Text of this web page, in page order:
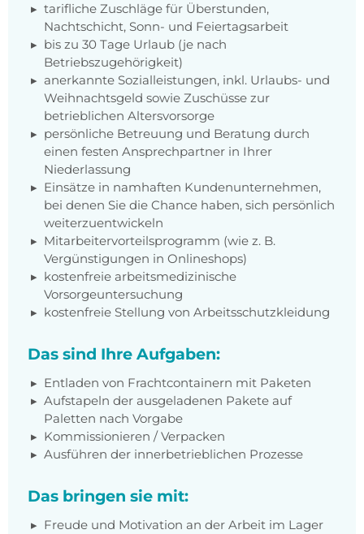
tarifliche Zuschläge für Überstunden,
Nachtschicht, Sonn- und Feiertagsarbeit
bis zu 30 Tage Urlaub (je nach
Betriebszugehörigkeit)
anerkannte Sozialleistungen, inkl. Urlaubs- und
Weihnachtsgeld sowie Zuschüsse zur
betrieblichen Altersvorsorge
persönliche Betreuung und Beratung durch
einen festen Ansprechpartner in Ihrer
Niederlassung
Einsätze in namhaften Kundenunternehmen,
bei denen Sie die Chance haben, sich persönlich
weiterzuentwickeln
Mitarbeitervorteilsprogramm (wie z. B.
Vergünstigungen in Onlineshops)
kostenfreie arbeitsmedizinische
Vorsorgeuntersuchung
kostenfreie Stellung von Arbeitsschutzkleidung
Das sind Ihre Aufgaben:
Entladen von Frachtcontainern mit Paketen
Aufstapeln der ausgeladenen Pakete auf
Paletten nach Vorgabe
Kommissionieren / Verpacken
Ausführen der innerbetrieblichen Prozesse
Das bringen sie mit:
Freude und Motivation an der Arbeit im Lager